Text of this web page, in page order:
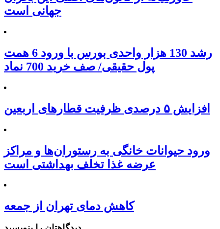
جهانی است
رشد 130 هزار واحدی بورس با ورود 6 همت
پول حقیقی/ صف خرید 700 نماد
افزایش ۵ درصدی ظرفیت قطارهای اربعین
ورود حیوانات خانگی به رستوران‌ها و مراکز
عرضه غذا تخلف بهداشتی است
کاهش دمای تهران از جمعه